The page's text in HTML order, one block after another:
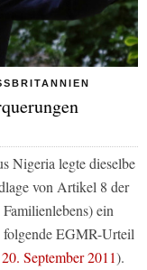
Nigeria legte dieselbe
von Artikel 8 der
ein
folgende EGMR-Urteil
September 2011).